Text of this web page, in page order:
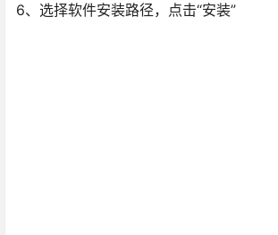
6、选择软件安装路径，点击“安装”